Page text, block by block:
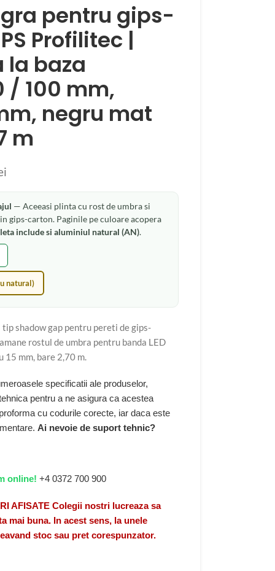
pentru gips-
Profilitec |
la baza
/ 100 mm,
negru mat
m
— Aceeasi plinta cu rost de umbra si
gips-carton. Paginile pe culoare acopera
include si aluminiul natural (AN).
natural)
shadow gap pentru pereti de gips-
rostul de umbra pentru banda LED
15 mm, bare 2,70 m.
specificatii ale produselor,
pentru a ne asigura ca acestea
cu codurile corecte, iar daca este
Ai nevoie de suport tehnic?
online! +4 0372 700 900
AFISATE Colegii nostri lucreaza sa
mai buna. In acest sens, la unele
stoc sau pret corespunzator.